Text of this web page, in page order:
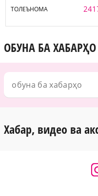
ТОЛЕЪНОМА
ОБУНА БА ХАБАРҲО
Хабар, видео ва